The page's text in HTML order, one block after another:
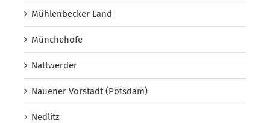
Mühlenbecker Land
Münchehofe
Nattwerder
Nauener Vorstadt (Potsdam)
Nedlitz